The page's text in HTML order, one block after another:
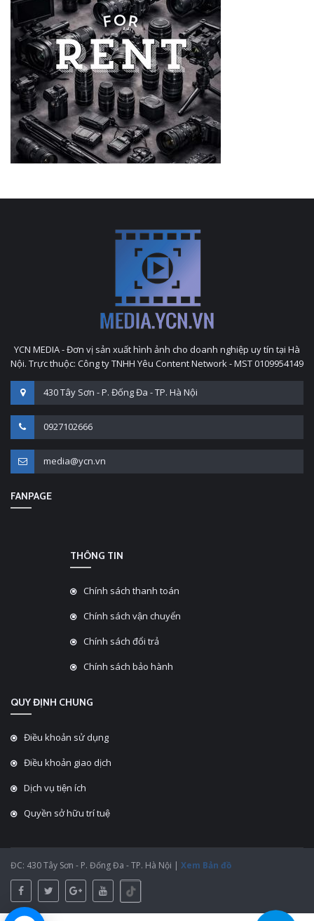
YCN MEDIA - Đơn vị sản xuất hình ảnh cho doanh nghiệp uy tín tại Hà
Nội. Trực thuộc: Công ty TNHH Yêu Content Network - MST 0109954149
430 Tây Sơn - P. Đống Đa - TP. Hà Nội
0927102666
media@ycn.vn
FANPAGE
THÔNG TIN
Chính sách thanh toán
Chính sách vận chuyển
Chính sách đổi trả
Chính sách bảo hành
QUY ĐỊNH CHUNG
Điều khoản sử dụng
Điều khoản giao dịch
Dịch vụ tiện ích
Quyền sở hữu trí tuệ
ĐC: 430 Tây Sơn - P. Đống Đa - TP. Hà Nội | Xem Bản đồ